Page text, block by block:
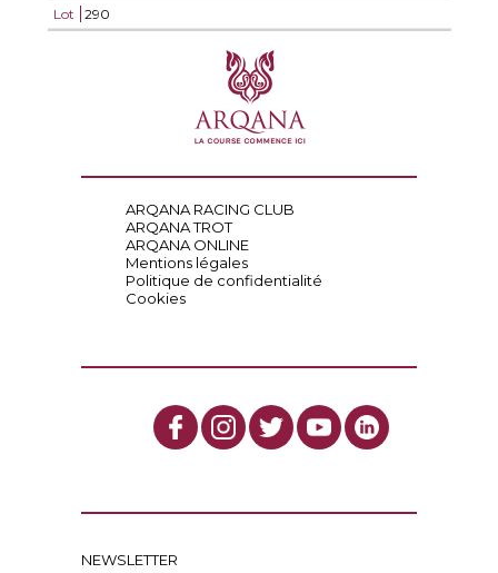
Lot
290
ARQANA RACING CLUB
ARQANA TROT
ARQANA ONLINE
Mentions légales
Politique de confidentialité
Cookies
NEWSLETTER